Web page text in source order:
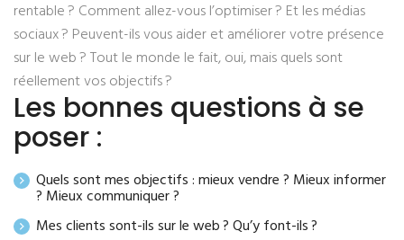
rentable ? Comment allez-vous l’optimiser ? Et les médias
sociaux ? Peuvent-ils vous aider et améliorer votre présence
sur le web ? Tout le monde le fait, oui, mais quels sont
réellement vos objectifs ?
Les bonnes questions à se
poser :
Quels sont mes objectifs : mieux vendre ? Mieux informer
? Mieux communiquer ?
Mes clients sont-ils sur le web ? Qu’y font-ils ?